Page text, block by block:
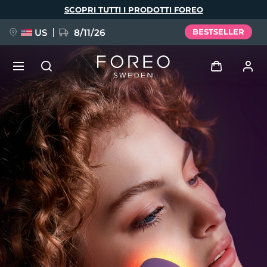
SCOPRI TUTTI I PRODOTTI FOREO
US 8/11/26 BESTSELLER
Profilo utente
I miei dispositivi
I miei ordini
I miei indirizzi
I miei abbonamenti
NUOVO
FAQ™ Pure Beauty-Tech Elixir
BREAKING NEWS
issa™ Teeth Whitening Set
Lingua
English Deutsch
Español
Français
Italiano
Português
Polski
Svenska
Русский
Türkçe
简体中文 繁體中文